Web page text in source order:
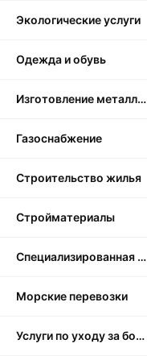
Экологические услуги
Одежда и обувь
Изготовление металлоконструкций
Газоснабжение
Строительство жилья
Стройматериалы
Специализированная промышленность
Морские перевозки
Услуги по уходу за больными